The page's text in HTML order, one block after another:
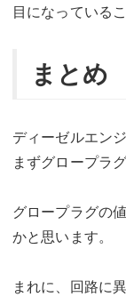
目になっている
まとめ
ディーゼルエン
まずグロープラ
グロープラグの
かと思います。
まれに、回路に